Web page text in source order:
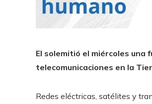
El solemitió el miércoles
telecomunicaciones en la
Redes eléctricas, satélites y